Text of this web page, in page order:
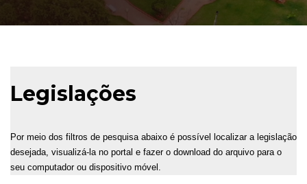
Legislações
Por meio dos filtros de pesquisa abaixo é possível localizar a legislação
desejada, visualizá-la no portal e fazer o download do arquivo para o
seu computador ou dispositivo móvel.